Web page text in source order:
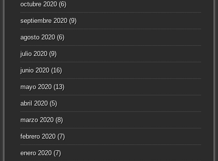
octubre 2020(6)
septiembre 2020(9)
agosto 2020(6)
julio 2020(9)
junio 2020(16)
mayo 2020(13)
abril 2020(5)
marzo 2020(8)
febrero 2020(7)
enero 2020(7)